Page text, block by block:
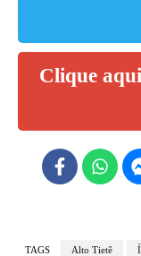
Clique
TAGS Alto Tietê